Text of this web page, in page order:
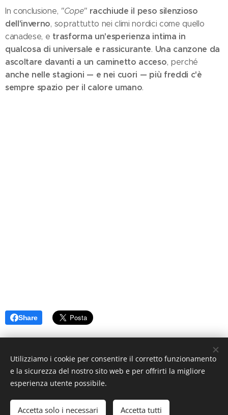
In conclusione, "Cope" racchiude il peso silenzioso
dell'inverno, soprattutto nei climi nordici come quello
canadese, e trasforma un'esperienza intima in
qualcosa di universale e rassicurante. Una canzone da
ascoltare davanti a un caminetto acceso, perché
anche nelle stagioni — e nei cuori — più freddi c'è
sempre spazio per il calore umano.
Share
© 2019 www.artistionline.tv
Email: info@artistionline.tv Tel.3925001708 P.IVA 02838250351
Utilizziamo i cookie per consentire il corretto funzionamento
e la sicurezza del nostro sito web e per offrirti la migliore
esperienza utente possibile.
Accetta solo i necessari Accetta tutti